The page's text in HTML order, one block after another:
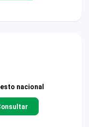
nacional